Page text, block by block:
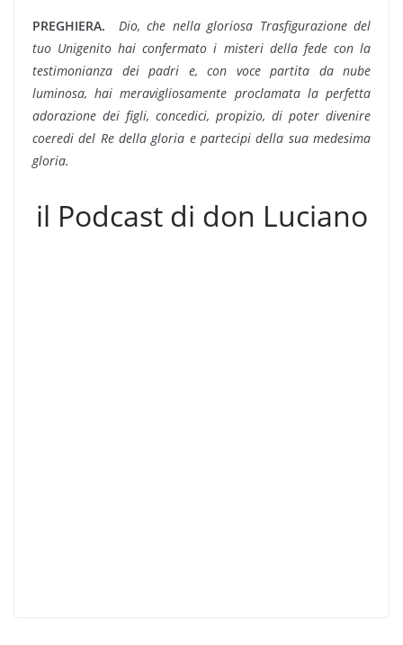
PREGHIERA.
Dio, che nella gloriosa Trasfigurazione del
tuo Unigenito hai confermato i misteri della fede con la
testimonianza dei padri e, con voce partita da nube
luminosa, hai meravigliosamente proclamata la perfetta
adorazione dei figli, concedici, propizio, di poter divenire
coeredi del Re della gloria e partecipi della sua medesima
gloria.
il Podcast di don Luciano